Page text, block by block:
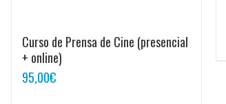
Curso de Prensa de Cine (presencial
+ online)
95,00€